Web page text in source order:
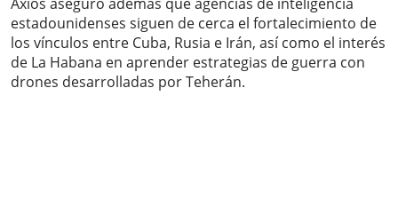
estadounidenses siguen de cerca el fortalecimiento de
los vínculos entre Cuba, Rusia e Irán, así como el interés
de La Habana en aprender estrategias de guerra con
drones desarrolladas por Teherán.